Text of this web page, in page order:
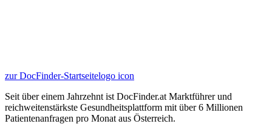
zur DocFinder-Startseitelogo icon
Seit über einem Jahrzehnt ist DocFinder.at Marktführer und
reichweitenstärkste Gesundheitsplattform mit über 6 Millionen
Patientenanfragen pro Monat aus Österreich.